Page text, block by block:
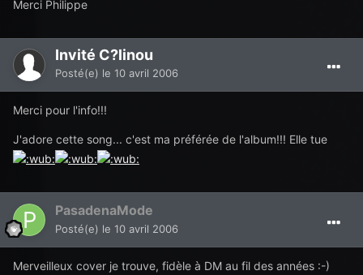
Merci Philippe
Invité C?linou
Posté(e) le 10 avril 2006
Merci pour l'info!!!
J'adore cette song... c'est ma préférée de l'album!!! Elle tue
PasadenaMode
Posté(e) le 10 avril 2006
Merveilleux cover je trouve, fidèle à DM au fil des années :-)